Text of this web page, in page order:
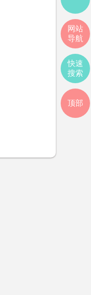
网站
导航
快速
搜索
顶部